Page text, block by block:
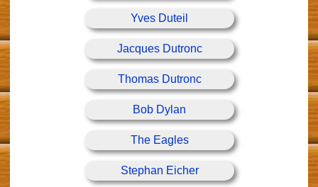
Yves Duteil
Jacques Dutronc
Thomas Dutronc
Bob Dylan
The Eagles
Stephan Eicher